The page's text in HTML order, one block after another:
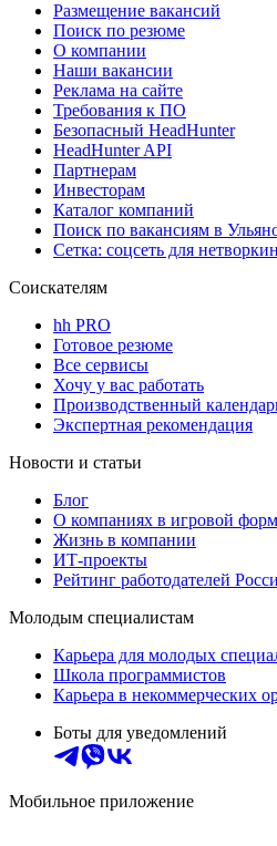
Размещение вакансий
Поиск по резюме
О компании
Наши вакансии
Реклама на сайте
Требования к ПО
Безопасный HeadHunter
HeadHunter API
Партнерам
Инвесторам
Каталог компаний
Поиск по вакансиям в
Сетка: соцсеть для
Соискателям
hh PRO
Готовое резюме
Все сервисы
Хочу у вас работать
Производственный
Экспертная рекомендация
Новости и статьи
Блог
О компаниях в игровой
Жизнь в компании
ИТ-проекты
Рейтинг работодателей
Молодым специалистам
Карьера для молодых
Школа программистов
Карьера в некоммерческих
Боты для уведомлений
Мобильное приложение